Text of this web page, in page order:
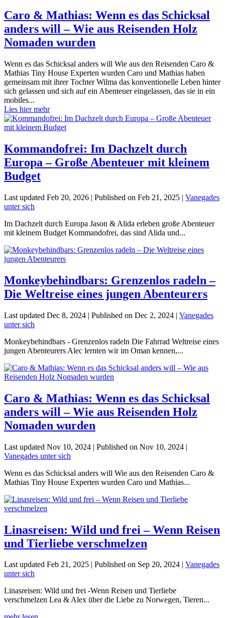
Caro & Mathias: Wenn es das Schicksal
anders will – Wie aus Reisenden Holz
Nomaden wurden
Wenn es das Schicksal anders will Wie aus den Reisenden Caro &
Mathias Tiny House Experten wurden Caro und Mathias haben
gemeinsam mit ihrer Tochter Wilma das konventionelle Leben hinter
sich gelassen und sich auf ein Abenteuer eingelassen, das sie in ein
mobiles...
Lies hier mehr
Kommandofrei: Im Dachzelt durch
Europa – Große Abenteuer mit kleinem
Budget
Last updated Feb 20, 2026 | Published on Feb 21, 2025 | Vanegades
unter sich
Im Dachzelt durch Europa Jason & Alida erleben große Abenteuer
mit kleinem Budget Kommandofrei, das sind Alida und...
Monkeybehindbars: Grenzenlos radeln –
Die Weltreise eines jungen Abenteurers
Last updated Dec 8, 2024 | Published on Dec 2, 2024 | Vanegades
unter sich
Monkeybehindbars - Grenzenlos radeln Die Fahrrad Weltreise eines
jungen Abenteurers Alec lernten wir im Oman kennen,...
Caro & Mathias: Wenn es das Schicksal
anders will – Wie aus Reisenden Holz
Nomaden wurden
Last updated Nov 10, 2024 | Published on Nov 10, 2024 |
Vanegades unter sich
Wenn es das Schicksal anders will Wie aus den Reisenden Caro &
Mathias Tiny House Experten wurden Caro und Mathias...
Linasreisen: Wild und frei – Wenn Reisen
und Tierliebe verschmelzen
Last updated Feb 21, 2025 | Published on Sep 20, 2024
Vanegades
unter sich
Linasreisen: Wild und frei -Wenn Reisen und Tierliebe
verschmelzen Lea & Alex über die Liebe zu Norwegen, Tieren...